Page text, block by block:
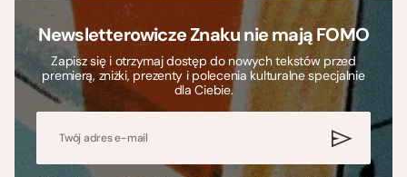
Newsletterowicze Znaku nie mają FOMO
Zapisz się i otrzymaj dostęp do nowych tekstów przed
premierą, zniżki, prezenty i polecenia kulturalne specjalnie
dla Ciebie.